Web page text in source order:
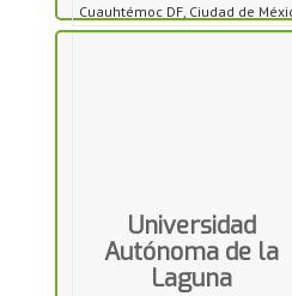
Cuauhtémoc DF, Ciudad de
Universidad
Autónoma de la
Laguna